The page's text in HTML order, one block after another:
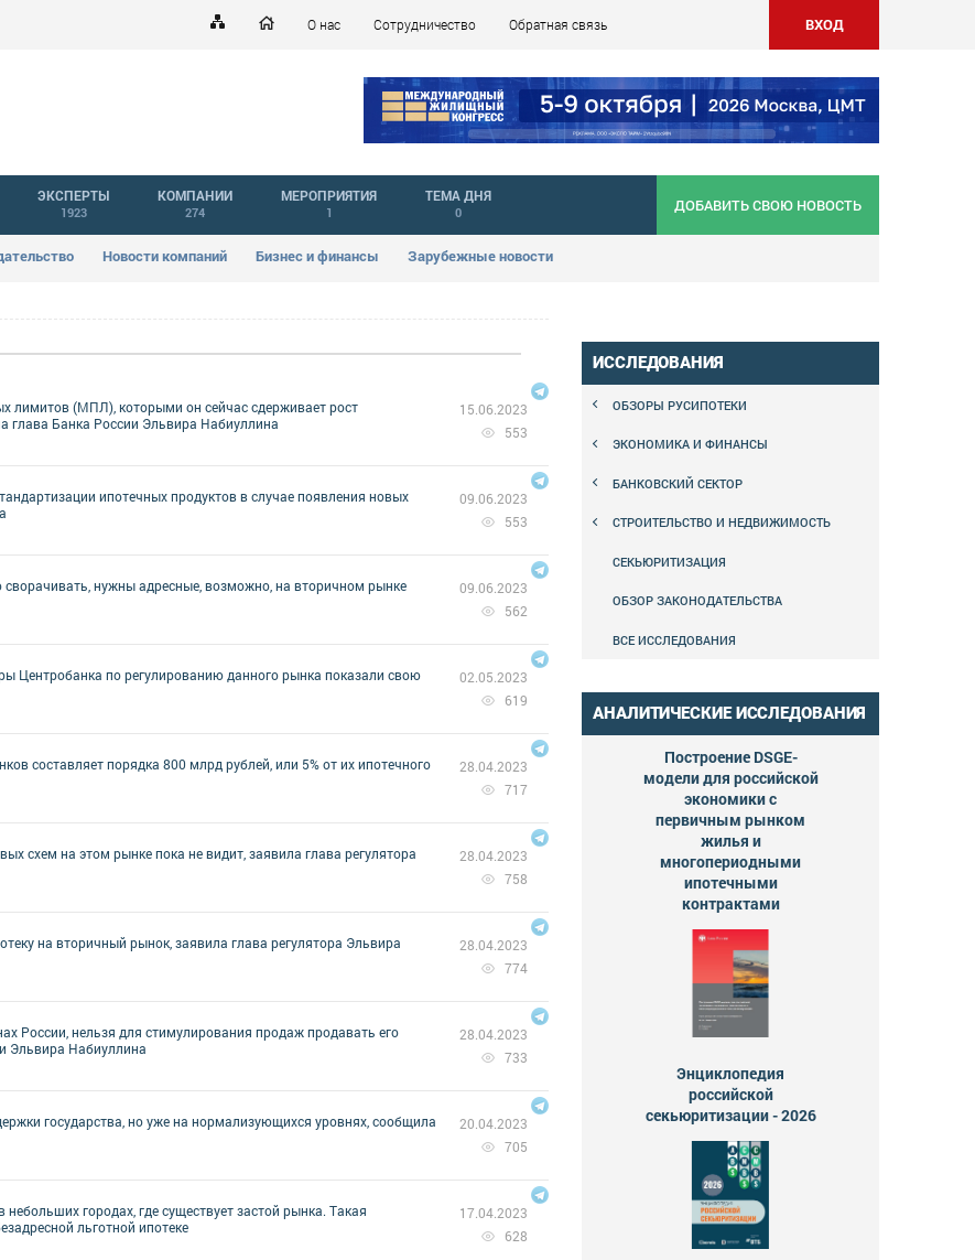
О нас Сотрудничество Обратная связь ВХОД
Новости компаний Бизнес и финансы Зарубежные новости
ЭКСПЕРТЫ
1923
КОМПАНИИ
274
МЕРОПРИЯТИЯ
1
ТЕМА ДНЯ
0 ДОБАВИТЬ СВОЮ НОВОСТЬ
лимитов (МПЛ), которыми он сейчас сдерживает рост
глава Банка России Эльвира Набиуллина
15.06.2023
553
ипотечных продуктов в случае появления новых
09.06.2023
553
нужны адресные, возможно, на вторичном рынке
09.06.2023
562
Центробанка по регулированию данного рынка показали свою
02.05.2023
619
составляет порядка 800 млрд рублей, или 5% от их ипотечного
28.04.2023
717
схем на этом рынке пока не видит, заявила глава регулятора
28.04.2023
758
на вторичный рынок, заявила глава регулятора Эльвира
28.04.2023
774
России, нельзя для стимулирования продаж продавать его
Эльвира Набиуллина
28.04.2023
733
государства, но уже на нормализующихся уровнях, сообщила
20.04.2023
705
городах, где существует застой рынка. Такая
льготной ипотеке
17.04.2023
628
ИССЛЕДОВАНИЯ
ОБЗОРЫ РУСИПОТЕКИ
ЭКОНОМИКА И ФИНАНСЫ
БАНКОВСКИЙ СЕКТОР
СТРОИТЕЛЬСТВО И НЕДВИЖИМОСТЬ
СЕКЬЮРИТИЗАЦИЯ
ОБЗОР ЗАКОНОДАТЕЛЬСТВА
ВСЕ ИССЛЕДОВАНИЯ
АНАЛИТИЧЕСКИЕ ИССЛЕДОВАНИЯ
Построение DSGE-
модели для российской
экономики с
первичным рынком
жилья и
многопериодными
ипотечными
контрактами
Энциклопедия
российской
секьюритизации - 2026